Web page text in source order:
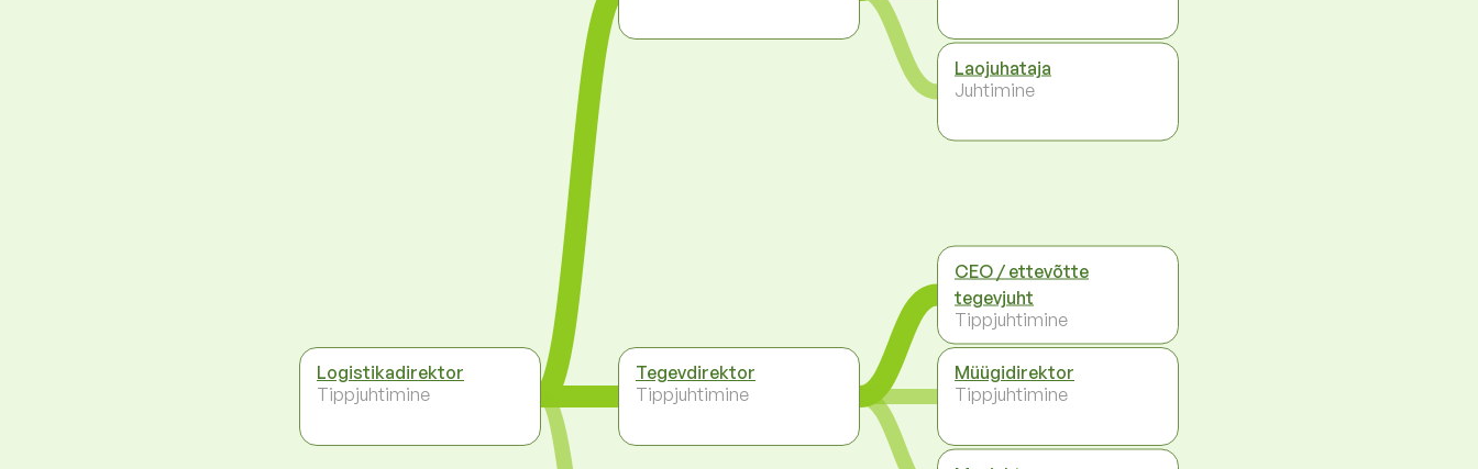
Logistikadirektor
Tippjuhtimine
Tegevdirektor
Tippjuhtimine
Laojuhataja
Juhtimine
CEO / ettevõtte
tegevjuht
Tippjuhtimine
Müügidirektor
Tippjuhtimine